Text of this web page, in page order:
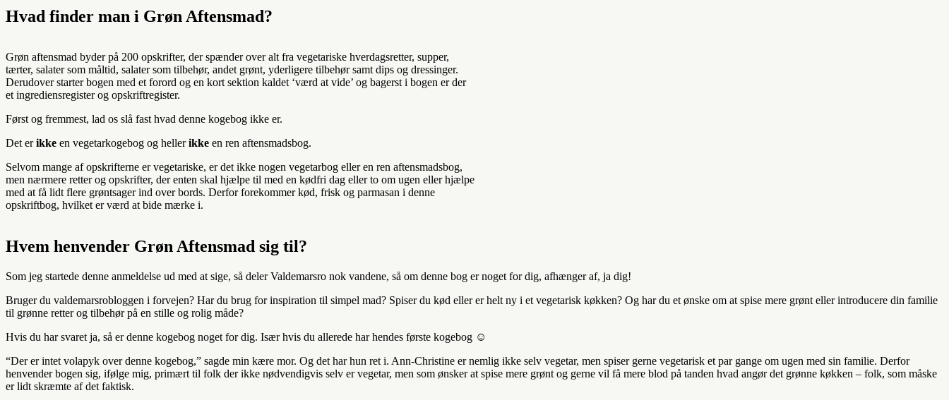
Hvad finder man i Grøn Aftensmad?
Grøn aftensmad byder på 200 opskrifter, der spænder over alt fra vegetariske hverdagsretter, supper,
tærter, salater som måltid, salater som tilbehør, andet grønt, yderligere tilbehør samt dips og dressinger.
Derudover starter bogen med et forord og en kort sektion kaldet ‘værd at vide’ og bagerst i bogen er der
et ingrediensregister og opskriftregister.
Først og fremmest, lad os slå fast hvad denne kogebog ikke er.
Det erikke en vegetarkogebog og hellerikke en ren aftensmadsbog.
Selvom mange af opskrifterne er vegetariske, er det ikke nogen vegetarbog eller en ren aftensmadsbog,
men nærmere retter og opskrifter, der enten skal hjælpe til med en kødfri dag eller to om ugen eller hjælpe
med at få lidt flere grøntsager ind over bords. Derfor forekommer kød, frisk og parmasan i denne
opskriftbog, hvilket er værd at bide mærke i.
Hvem henvender Grøn Aftensmad sig til?
Som jeg startede denne anmeldelse ud med at sige, så deler Valdemarsro nok vandene, så om denne bog er noget for dig, afhænger af, ja dig!
Bruger du valdemarsrobloggen i forvejen? Har du brug for inspiration til simpel mad? Spiser du kød eller er helt ny i et vegetarisk køkken? Og har du et ønske om at spise mere grønt eller introducere din familie
til grønne retter og tilbehør på en stille og rolig måde?
Hvis du har svaret ja, så er denne kogebog noget for dig. Især hvis du allerede har hendes første kogebog ☺️
“Der er intet volapyk over denne kogebog,” sagde min kære mor. Og det har hun ret i. Ann-Christine er nemlig ikke selv vegetar, men spiser gerne vegetarisk et par gange om ugen med sin familie. Derfor
henvender bogen sig, ifølge mig, primært til folk der ikke nødvendigvis selv er vegetar, men som ønsker at spise mere grønt og gerne vil få mere blod på tanden hvad angør det grønne køkken – folk, som måske
er lidt skræmte af det faktisk.